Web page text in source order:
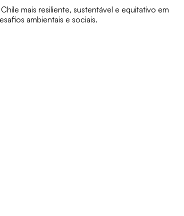
mais resiliente, sustentável e equitativo em
ambientais e sociais.